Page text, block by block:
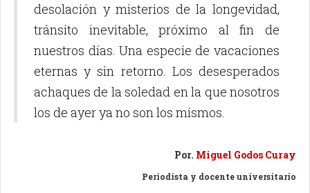
desolación y misterios de la longevidad,
tránsito inevitable, próximo al fin de
nuestros días. Una especie de vacaciones
eternas y sin retorno. Los desesperados
achaques de la soledad en la que nosotros
los de ayer ya no son los mismos.
Por. Miguel Godos Curay
Periodista y docente universitario